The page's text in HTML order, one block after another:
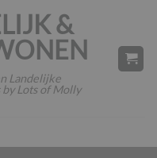
&
Landelijke
by Lots of Molly